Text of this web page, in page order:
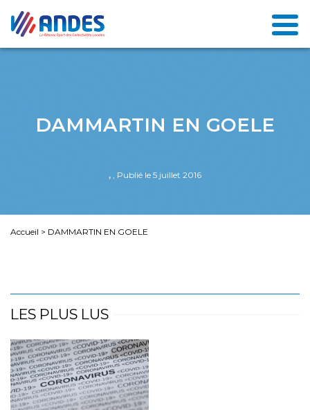
DAMMARTIN EN GOELE
, , Publié le 5 juillet 2016
Accueil > DAMMARTIN EN GOELE
LES PLUS LUS